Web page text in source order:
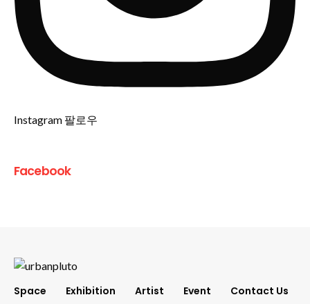
Instagram 팔로우
Facebook
Space Exhibition Artist Event Contact Us